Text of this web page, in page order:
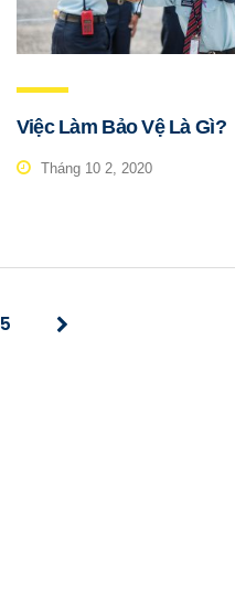
Việc Làm Bảo Vệ Là Gì?
Tháng 10 2, 2020
5